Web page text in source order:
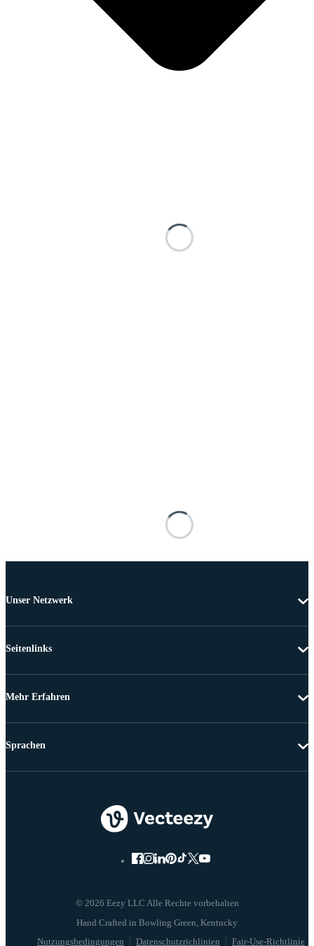
Unser Netzwerk
Seitenlinks
Mehr Erfahren
© 2026 Eezy LLC Alle Rechte vorbehalten
Nutzungsbedingungen Datenschutzrichlinien Fair-Use-Richtlinie
Sprachen